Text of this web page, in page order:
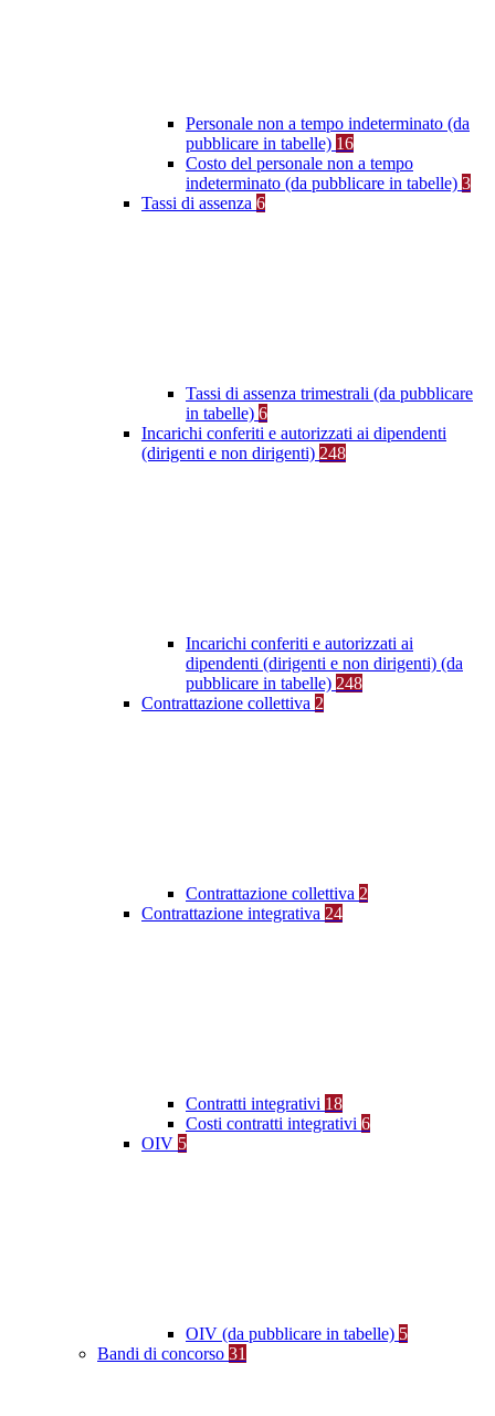
Personale non a tempo indeterminato (da
pubblicare in tabelle) 16
Costo del personale non a tempo
indeterminato (da pubblicare in tabelle) 3
Tassi di assenza 6
Tassi di assenza trimestrali (da pubblicare
in tabelle) 6
Incarichi conferiti e autorizzati ai dipendenti
(dirigenti e non dirigenti) 248
Incarichi conferiti e autorizzati ai
dipendenti (dirigenti e non dirigenti) (da
pubblicare in tabelle) 248
Contrattazione collettiva 2
Contrattazione collettiva 2
Contrattazione integrativa 24
Contratti integrativi 18
Costi contratti integrativi 6
OIV 5
OIV (da pubblicare in tabelle) 5
Bandi di concorso 31